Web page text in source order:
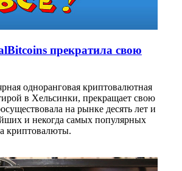
прекратила свою
одноранговая криптовалютная
в Хельсинки, прекращает свою
на рынке десять лет и
и некогда самых популярных
криптовалюты.